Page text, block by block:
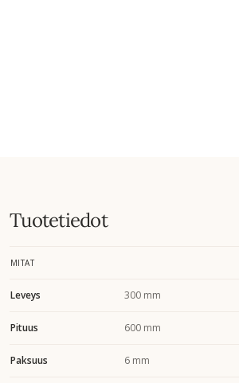
Tuotetiedot
MITAT
Leveys 300 mm
Pituus 600 mm
Paksuus 6 mm